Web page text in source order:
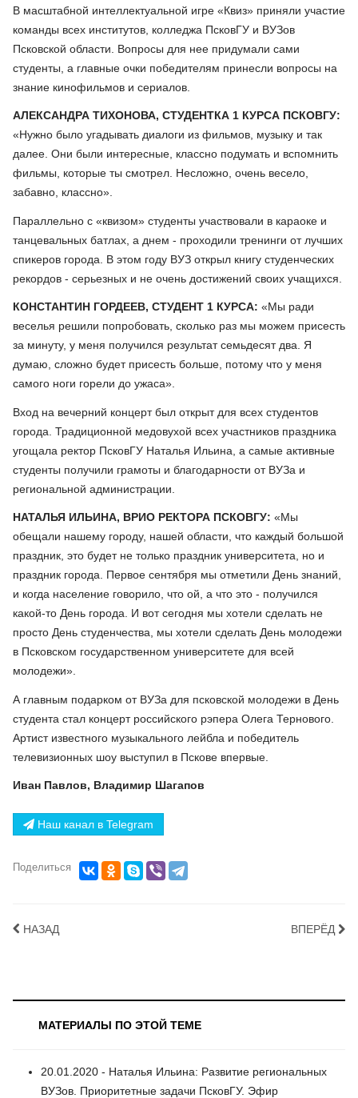
В масштабной интеллектуальной игре «Квиз» приняли участие
команды всех институтов, колледжа ПсковГУ и ВУЗов
Псковской области. Вопросы для нее придумали сами
студенты, а главные очки победителям принесли вопросы на
знание кинофильмов и сериалов.
АЛЕКСАНДРА ТИХОНОВА, СТУДЕНТКА 1 КУРСА ПСКОВГУ:
«Нужно было угадывать диалоги из фильмов, музыку и так
далее. Они были интересные, классно подумать и вспомнить
фильмы, которые ты смотрел. Несложно, очень весело,
забавно, классно».
Параллельно с «квизом» студенты участвовали в караоке и
танцевальных батлах, а днем - проходили тренинги от лучших
спикеров города. В этом году ВУЗ открыл книгу студенческих
рекордов - серьезных и не очень достижений своих учащихся.
КОНСТАНТИН ГОРДЕЕВ, СТУДЕНТ 1 КУРСА: «Мы ради
веселья решили попробовать, сколько раз мы можем присесть
за минуту, у меня получился результат семьдесят два. Я
думаю, сложно будет присесть больше, потому что у меня
самого ноги горели до ужаса».
Вход на вечерний концерт был открыт для всех студентов
города. Традиционной медовухой всех участников праздника
угощала ректор ПсковГУ Наталья Ильина, а самые активные
студенты получили грамоты и благодарности от ВУЗа и
региональной администрации.
НАТАЛЬЯ ИЛЬИНА, ВРИО РЕКТОРА ПСКОВГУ: «Мы
обещали нашему городу, нашей области, что каждый большой
праздник, это будет не только праздник университета, но и
праздник города. Первое сентября мы отметили День знаний,
и когда население говорило, что ой, а что это - получился
какой-то День города. И вот сегодня мы хотели сделать не
просто День студенчества, мы хотели сделать День молодежи
в Псковском государственном университете для всей
молодежи».
А главным подарком от ВУЗа для псковской молодежи в День
студента стал концерт российского рэпера Олега Тернового.
Артист известного музыкального лейбла и победитель
телевизионных шоу выступил в Пскове впервые.
Иван Павлов, Владимир Шагапов
Наш канал в Telegram
Поделиться
НАЗАД ВПЕРЁД
МАТЕРИАЛЫ ПО ЭТОЙ ТЕМЕ
20.01.2020 - Наталья Ильина: Развитие региональных
ВУЗов. Приоритетные задачи ПсковГУ. Эфир